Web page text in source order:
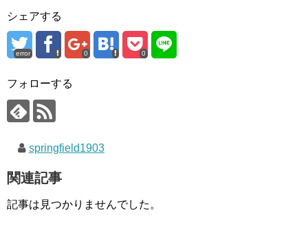
シェアする
error 0 0
フォローする
springfield1903
関連記事
記事は見つかりませんでした。